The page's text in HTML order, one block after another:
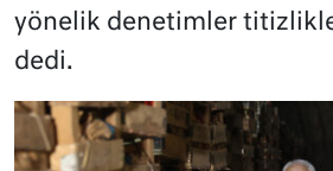
yönelik denetimler
dedi.